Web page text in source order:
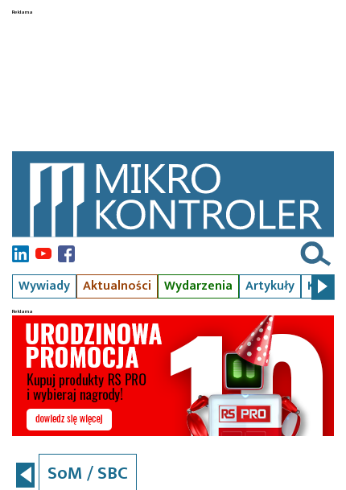
Wywiady Aktualności Wydarzenia Artykuły Kursy
SoM / SBC